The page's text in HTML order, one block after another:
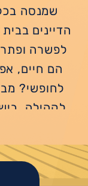
שמנסה
הדיינים
לפשרה
הם חיים,
לחופשי?
לקהילה.